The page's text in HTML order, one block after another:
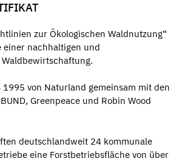
zur Ökologischen Waldnutzung“
einer nachhaltigen und
von Naturland gemeinsam mit den
Greenpeace und Robin Wood
deutschlandweit 24 kommunale
eine Forstbetriebsfläche von über